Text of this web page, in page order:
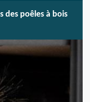
des poêles à bois